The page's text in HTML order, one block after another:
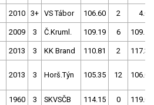
2010 3+ VS Tábor 106.60 2 4.00
2009 3 Č.Kruml. 109.19 6 109.19
2013 3 KK Brand 110.81 2 117.31
2013 3 Horš.Týn 105.35 12 106.01
1960 3 SKVSČB 114.15 0 119.09